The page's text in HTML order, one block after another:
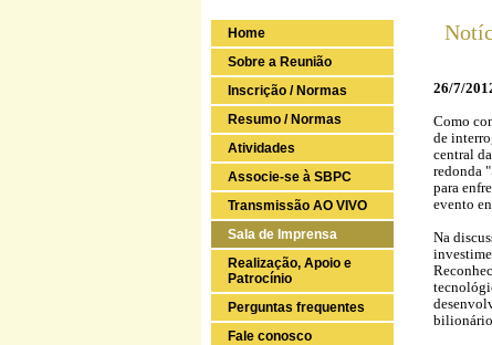
Home
Sobre a Reunião
Inscrição / Normas
Resumo / Normas
Atividades
Associe-se à SBPC
Transmissão AO VIVO
Sala de Imprensa
Realização, Apoio e
Patrocínio
Perguntas frequentes
Fale conosco
26/7/
Como
de
central
redonda
para
evento
Na
bilionário